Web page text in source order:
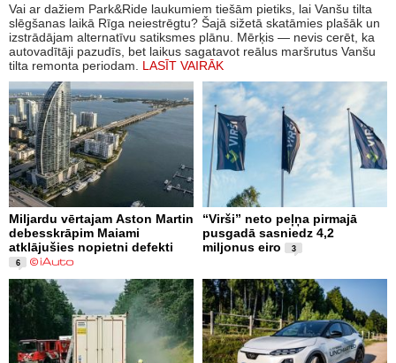
Vai ar dažiem Park&Ride laukumiem tiešām pietiks, lai Vanšu tilta
slēgšanas laikā Rīga neiestrēgtu? Šajā sižetā skatāmies plašāk un
izstrādājam alternatīvu satiksmes plānu. Mērķis — nevis cerēt, ka
autovadītāji pazudīs, bet laikus sagatavot reālus maršrutus Vanšu
tilta remonta periodam. LASĪT VAIRĀK
Miljardu vērtajam Aston Martin
debesskrāpim Maiami
atklājušies nopietni defekti
6
“Virši” neto peļņa pirmajā
pusgadā sasniedz 4,2
miljonus eiro
3